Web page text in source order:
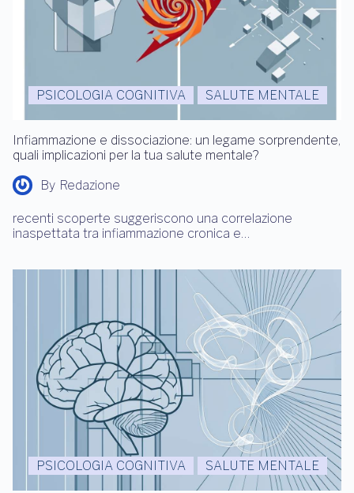
PSICOLOGIA COGNITIVA SALUTE MENTALE
Infiammazione e dissociazione: un legame sorprendente,
quali implicazioni per la tua salute mentale?
By Redazione
recenti scoperte suggeriscono una correlazione
inaspettata tra infiammazione cronica e…
PSICOLOGIA COGNITIVA SALUTE MENTALE